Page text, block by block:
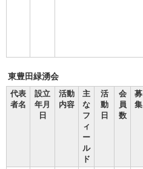
東豊田緑湧会
代表
者名
設立
年月
日
活動
内容
主
な
フ
ィ
ー
ル
ド
活
動
日
会
員
数
募
集